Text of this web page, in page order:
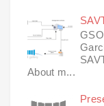
About m...